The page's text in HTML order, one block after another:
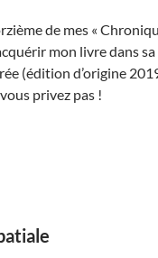
de mes «
mon livre dans
(édition d’origine
privez pas !